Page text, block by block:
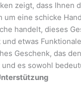
zeigt, dass Ihnen
um eine schicke
handelt, dieses
etwas
Geschenk, das
es sowohl